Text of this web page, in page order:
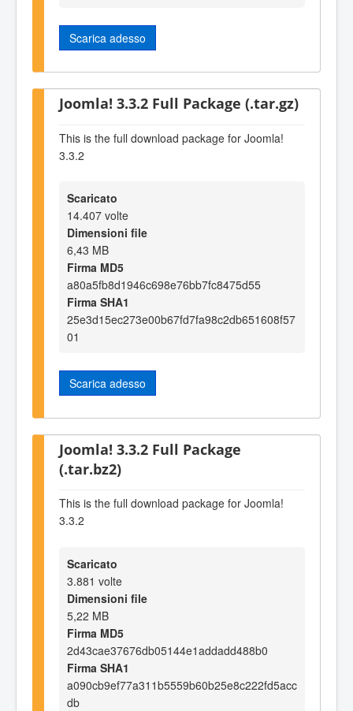
Scarica adesso
Joomla! 3.3.2 Full Package (.tar.gz)
This is the full download package for Joomla!
3.3.2
Scaricato
14.407 volte
Dimensioni file
6,43 MB
Firma MD5
a80a5fb8d1946c698e76bb7fc8475d55
Firma SHA1
25e3d15ec273e00b67fd7fa98c2db651608f57
01
Scarica adesso
Joomla! 3.3.2 Full Package
(.tar.bz2)
This is the full download package for Joomla!
3.3.2
Scaricato
3.881 volte
Dimensioni file
5,22 MB
Firma MD5
2d43cae37676db05144e1addadd488b0
Firma SHA1
a090cb9ef77a311b5559b60b25e8c222fd5acc
db